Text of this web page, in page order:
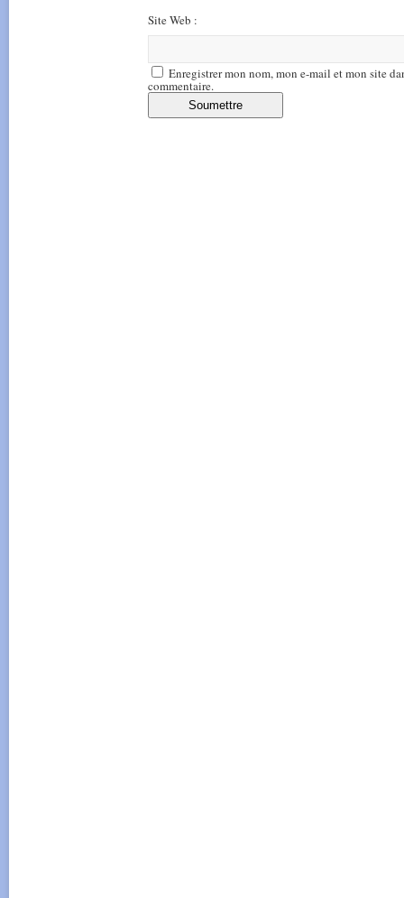
Site Web :
Enregistrer mon nom, mon e-mail et mon site
commentaire.